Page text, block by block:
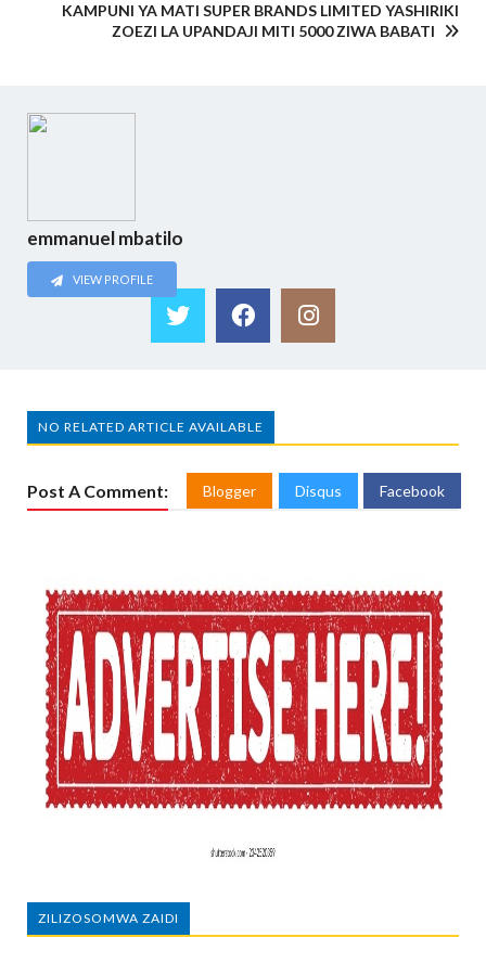
KAMPUNI YA MATI SUPER BRANDS LIMITED YASHIRIKI
ZOEZI LA UPANDAJI MITI 5000 ZIWA BABATI
emmanuel mbatilo
VIEW PROFILE
NO RELATED ARTICLE AVAILABLE
Post A Comment: Blogger Disqus Facebook
ZILIZOSOMWA ZAIDI